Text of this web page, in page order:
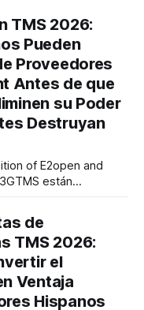
españoles
de carbono
TMS 2026:
Pueden
Proveedores
Antes de que
su Poder
Destruyan
of E2open and
están
en España y
que se cierra
el sector
de
TMS 2026:
el
Ventaja
Hispanos